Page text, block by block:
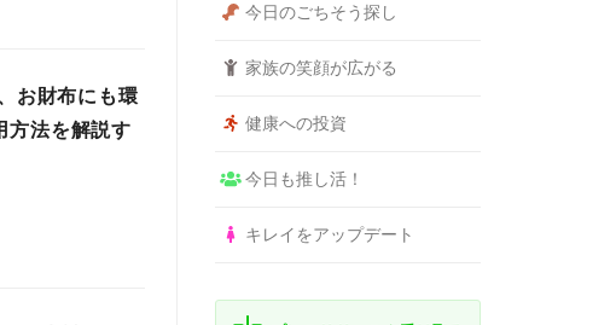
お財布にも環
方法を解説す
今日のごちそう探し
家族の笑顔が広がる
健康への投資
今日も推し活！
キレイをアップデート